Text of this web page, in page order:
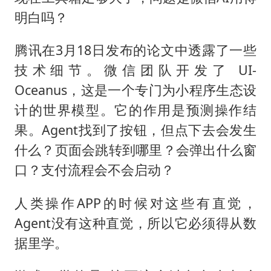
明白吗？
腾讯在3月18日发布的论文中透露了一些
技术细节。微信团队开发了 UI-
Oceanus，这是一个专门为小程序生态设
计的世界模型。它的作用是预测操作结
果。Agent找到了按钮，但点下去会发生
什么？页面会跳转到哪里？会弹出什么窗
口？支付流程会不会启动？
人类操作APP的时候对这些有直觉，
Agent没有这种直觉，所以它必须得从数
据里学。